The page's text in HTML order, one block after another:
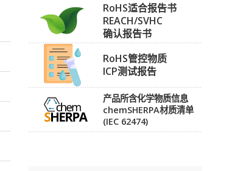
RoHS适合报告书
REACH/SVHC
确认报告书
RoHS管控物质
ICP测试报告
产品所含化学物质信息
chemSHERPA材质清单
(IEC 62474)